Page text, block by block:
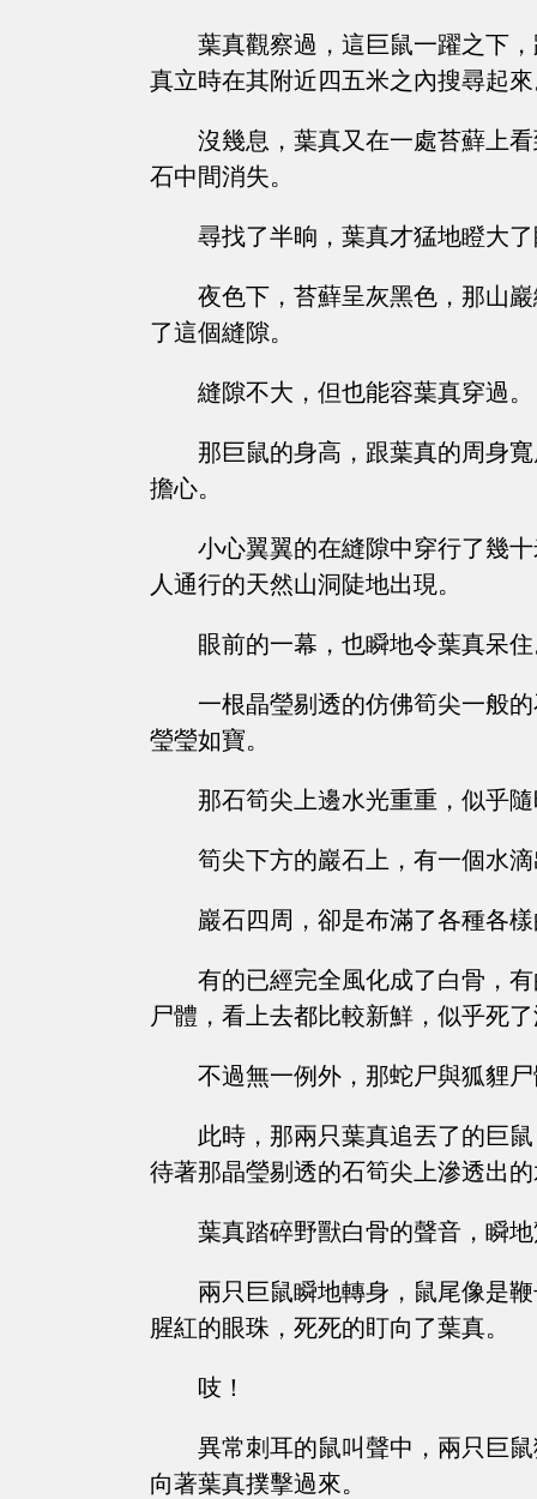
葉真觀察過，這巨鼠一躍之下
真立時在其附近四五米之內搜尋起
沒幾息，葉真又在一處苔蘚上
石中間消失。
尋找了半晌，葉真才猛地瞪大
夜色下，苔蘚呈灰黑色，那山
了這個縫隙。
縫隙不大，但也能容葉真穿過。
那巨鼠的身高，跟葉真的周身
擔心。
小心翼翼的在縫隙中穿行了幾
人通行的天然山洞陡地出現。
眼前的一幕，也瞬地令葉真呆
一根晶瑩剔透的仿佛筍尖一般
瑩瑩如寶。
那石筍尖上邊水光重重，似乎
筍尖下方的巖石上，有一個水
巖石四周，卻是布滿了各種各
有的已經完全風化成了白骨，
尸體，看上去都比較新鮮，似乎死
不過無一例外，那蛇尸與狐貍
此時，那兩只葉真追丟了的巨
待著那晶瑩剔透的石筍尖上滲透出
葉真踏碎野獸白骨的聲音，瞬
兩只巨鼠瞬地轉身，鼠尾像是
腥紅的眼珠，死死的盯向了葉真。
吱！
異常刺耳的鼠叫聲中，兩只巨
向著葉真撲擊過來。